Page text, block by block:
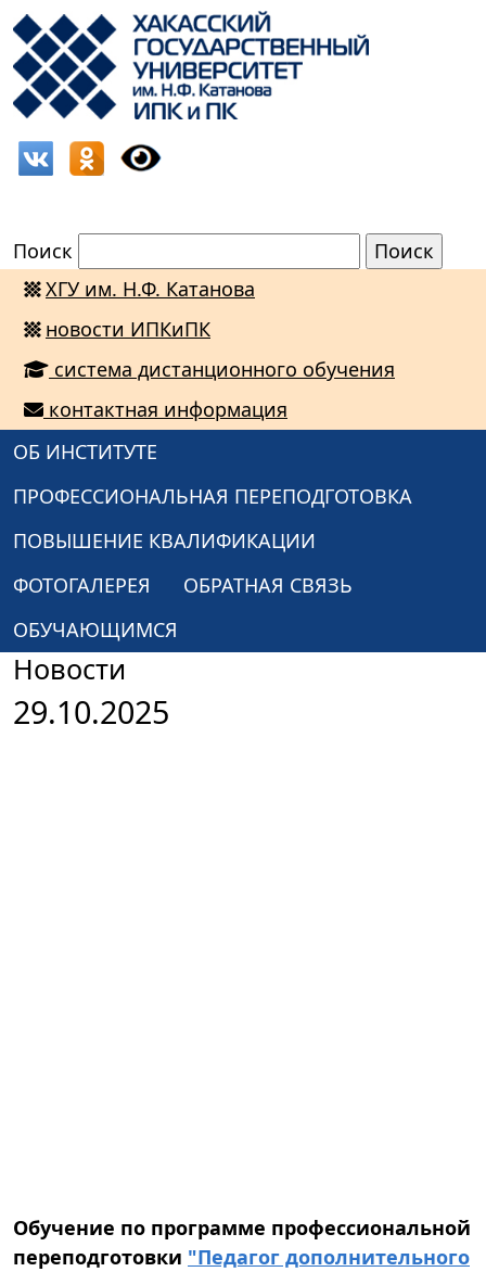
Поиск
ХГУ им. Н.Ф. Катанова
новости ИПКиПК
система дистанционного обучения
контактная информация
ОБ ИНСТИТУТЕ
ПРОФЕССИОНАЛЬНАЯ ПЕРЕПОДГОТОВКА
ПОВЫШЕНИЕ КВАЛИФИКАЦИИ
ФОТОГАЛЕРЕЯ
ОБРАТНАЯ СВЯЗЬ
ОБУЧАЮЩИМСЯ
Новости
29.10.2025
Обучение по программе профессиональной
переподготовки "Педагог дополнительного